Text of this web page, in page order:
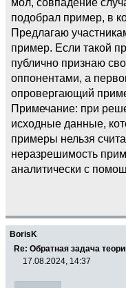
подобрал пример, в
Предлагаю
пример. Если такой
публично признаю
оппонентами, а
опровергающий
Примечание: при
исходные данные,
примеры нельзя
неразрешимость
аналитически с
BorisK
Re: Обратная задача
17.08.2024, 14:37